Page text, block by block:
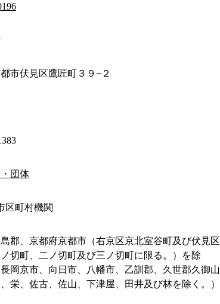
市伏見区鷹匠町３９−２
団体
区町村機関
郡、京都府京都市（右京区京北室谷町及び伏見区
切町、二ノ切町及び三ノ切町に限る。）を除
長岡京市、向日市、八幡市、乙訓郡、久世郡久御山
栄、佐古、佐山、下津屋、田井及び林を除く。）